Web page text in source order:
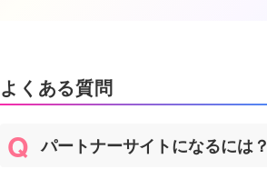
よくある質問
パートナーサイトになるには？